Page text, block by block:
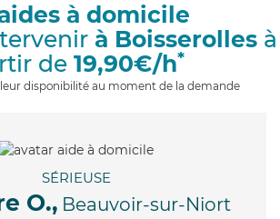
i
à domicile
à Boisserolles à
de 19,90€/h*
leur disponibilité au moment de la demande
SÉRIEUSE
O., Beauvoir-sur-Niort